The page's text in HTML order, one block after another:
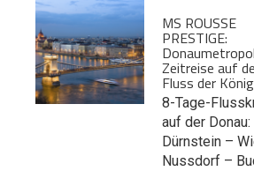
MS ROUSSE
PRESTIGE:
Zeitreise auf
Fluss der
8-Tage-
auf der
Dürnstein –
Nussdorf –